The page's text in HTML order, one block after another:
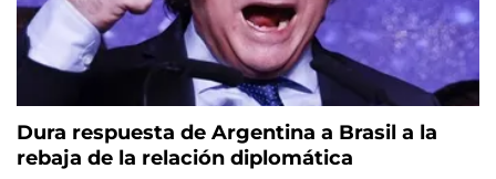
Dura respuesta de Argentina a Brasil a la
rebaja de la relación diplomática